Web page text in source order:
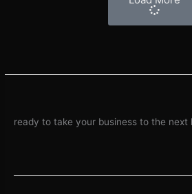
ready to take your business to the next